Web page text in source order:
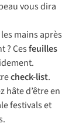
vous dira
mains après
? Cesfeuilles
check-list.
hâte d’être en
festivals et